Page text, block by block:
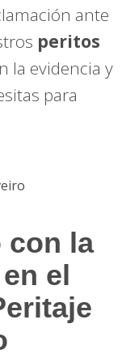
ante
peritos
la evidencia y
para
con la
el